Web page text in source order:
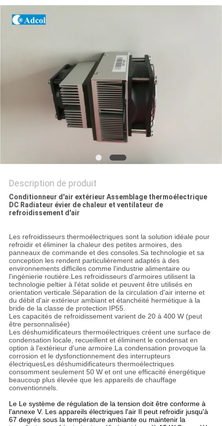
DU
SITE
PRIVACY
POLICY
Description de produit
Conditionneur d'air extérieur Assemblage thermoélectrique
DC Radiateur évier de chaleur et ventilateur de
refroidissement d'air
Les refroidisseurs thermoélectriques sont la solution idéale pour
refroidir et éliminer la chaleur des petites armoires, des
panneaux de commande et des consoles.Sa technologie et sa
conception les rendent particulièrement adaptés à des
environnements difficiles comme l'industrie alimentaire ou
l'ingénierie routière.Les refroidisseurs d'armoires utilisent la
technologie peltier à l'état solide et peuvent être utilisés en
orientation verticale.Séparation de la circulation d'air interne et
du débit d'air extérieur ambiant et étanchéité hermétique à la
bride de la classe de protection IP55.
Les capacités de refroidissement varient de 20 à 400 W (peut
être personnalisée)
Les déshumidificateurs thermoélectriques créent une surface de
condensation locale, recueillent et éliminent le condensat en
option à l'extérieur d'une armoire.La condensation provoque la
corrosion et le dysfonctionnement des interrupteurs
électriquesLes déshumidificateurs thermoélectriques
consomment seulement 50 W et ont une efficacité énergétique
beaucoup plus élevée que les appareils de chauffage
conventionnels.
Le Le système de régulation de la tension doit être conforme à
l'annexe V. Les appareils électriques l'air Il peut refroidir jusqu'à
67 degrés sous la température ambiante ou maintenir la